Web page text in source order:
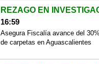
REZAGO EN
16:59
Asegura Fiscalía avance del
de carpetas en Aguascalientes